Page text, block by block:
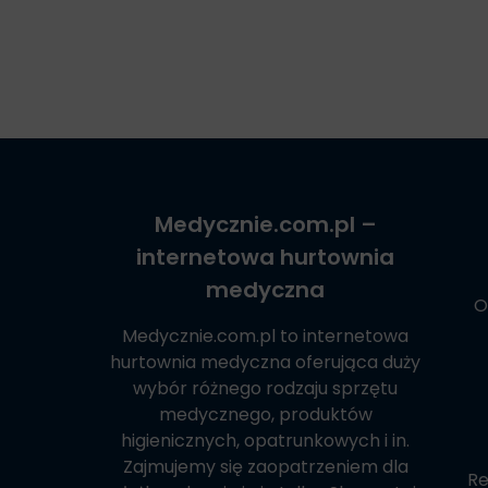
Medycznie.com.pl –
internetowa hurtownia
medyczna
Medycznie.com.pl to internetowa
hurtownia medyczna oferująca duży
wybór różnego rodzaju sprzętu
medycznego, produktów
higienicznych, opatrunkowych i in.
Zajmujemy się zaopatrzeniem dla